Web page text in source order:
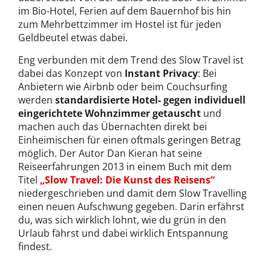
im Bio-Hotel, Ferien auf dem Bauernhof bis hin
zum Mehrbettzimmer im Hostel ist für jeden
Geldbeutel etwas dabei.
Eng verbunden mit dem Trend des Slow Travel ist
dabei das Konzept von Instant Privacy: Bei
Anbietern wie Airbnb oder beim Couchsurfing
werden standardisierte Hotel- gegen individuell
eingerichtete Wohnzimmer getauscht und
machen auch das Übernachten direkt bei
Einheimischen für einen oftmals geringen Betrag
möglich. Der Autor Dan Kieran hat seine
Reiseerfahrungen 2013 in einem Buch mit dem
Titel „Slow Travel: Die Kunst des Reisens“
niedergeschrieben und damit dem Slow Travelling
einen neuen Aufschwung gegeben. Darin erfährst
du, was sich wirklich lohnt, wie du grün in den
Urlaub fährst und dabei wirklich Entspannung
findest.